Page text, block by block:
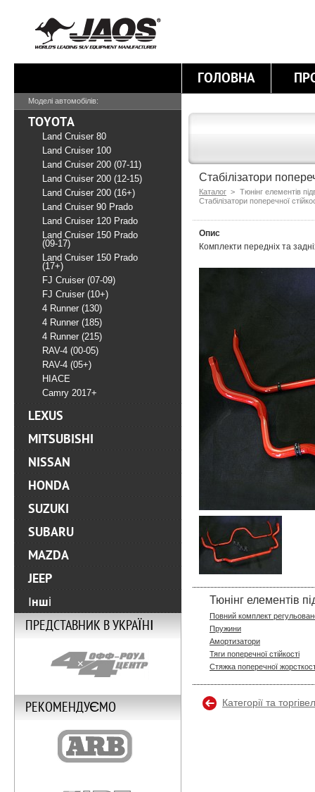
ГОЛОВНА
Стабілізатори
Каталог > Тюнінг елементів
Стабілізатори поперечної
Опис
Комплекти передніх та
Тюнінг елементів
Повний комплект
Пружини
Амортизатори
Тяги поперечної стійкості
Стяжка поперечної
Категорії та
Моделі автомобілів:
TOYOTA
Land Cruiser 80
Land Cruiser 100
Land Cruiser 200 (07-11)
Land Cruiser 200 (12-15)
Land Cruiser 200 (16+)
Land Cruiser 90 Prado
Land Cruiser 120 Prado
Land Cruiser 150 Prado
(09-17)
Land Cruiser 150 Prado
(17+)
FJ Cruiser (07-09)
FJ Cruiser (10+)
4 Runner (130)
4 Runner (185)
4 Runner (215)
RAV-4 (00-05)
RAV-4 (05+)
HIACE
Camry 2017+
LEXUS
MITSUBISHI
NISSAN
HONDA
SUZUKI
SUBARU
MAZDA
JEEP
Інші
ПРЕДСТАВНИК В УКРАЇНІ
РЕКОМЕНДУЄМО